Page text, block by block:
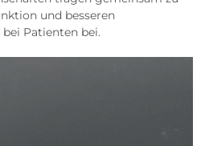
und besseren
Patienten bei.